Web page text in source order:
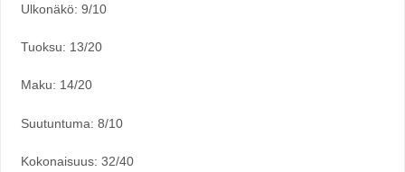
Ulkonäkö: 9/10
Tuoksu: 13/20
Maku: 14/20
Suutuntuma: 8/10
Kokonaisuus: 32/40